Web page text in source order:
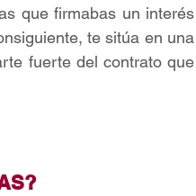
que firmabas un interés
te sitúa en una
fuerte del contrato que